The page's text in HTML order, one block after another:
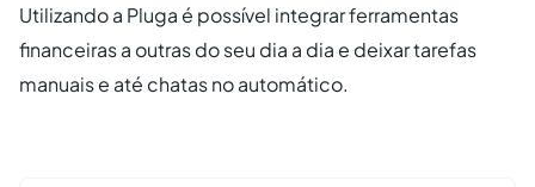
Utilizando a Pluga é possível integrar ferramentas
financeiras a outras do seu dia a dia e deixar tarefas
manuais e até chatas no automático.